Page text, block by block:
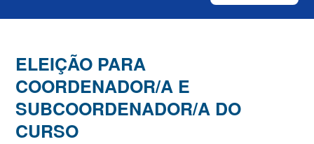
ELEIÇÃO PARA
COORDENADOR/A E
SUBCOORDENADOR/A DO
CURSO